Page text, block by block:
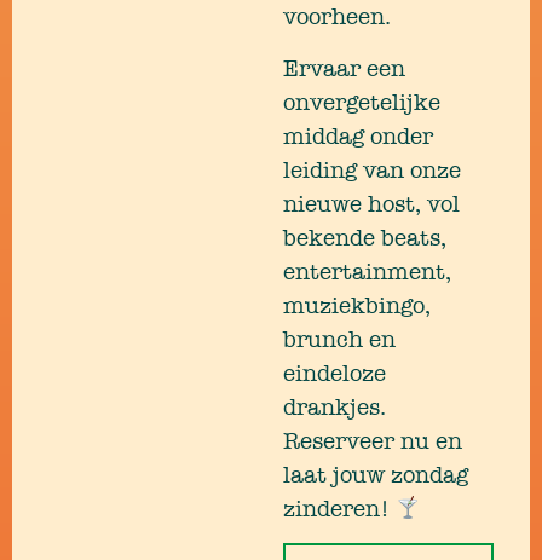
voorheen.
Ervaar een
onvergetelijke
middag onder
leiding van onze
nieuwe host, vol
bekende beats,
entertainment,
muziekbingo,
brunch en
eindeloze
drankjes.
Reserveer nu en
laat jouw zondag
zinderen!